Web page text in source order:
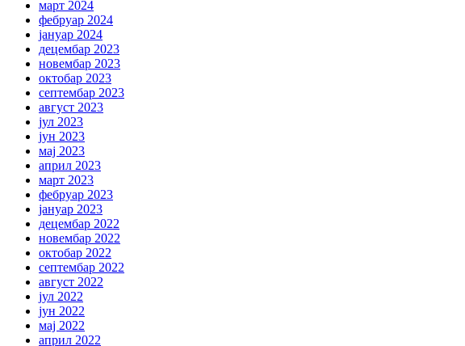
март 2024
фебруар 2024
јануар 2024
децембар 2023
новембар 2023
октобар 2023
септембар 2023
август 2023
јул 2023
јун 2023
мај 2023
април 2023
март 2023
фебруар 2023
јануар 2023
децембар 2022
новембар 2022
октобар 2022
септембар 2022
август 2022
јул 2022
јун 2022
мај 2022
април 2022